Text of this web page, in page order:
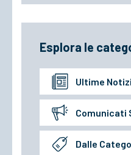
Esplora le
Ultime
Comunicati
Dalle